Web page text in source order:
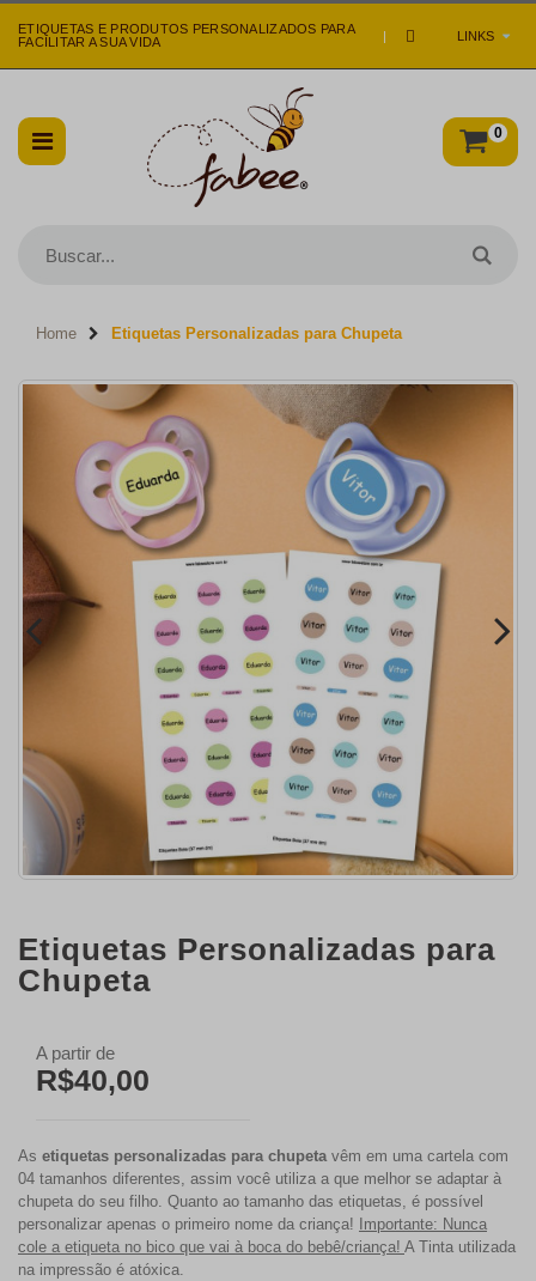
LINKS
ETIQUETAS E PRODUTOS PERSONALIZADOS PARA
FACILITAR A SUA VIDA
|
0
Home Etiquetas Personalizadas para Chupeta
Etiquetas Personalizadas para
Chupeta
A partir de
R$40,00
As etiquetas personalizadas para chupetavêm em uma cartela com
04 tamanhos diferentes, assim você utiliza a que melhor se adaptar à
chupeta do seu filho. Quanto ao tamanho das etiquetas, é possível
personalizar apenas o primeiro nome da criança!
Importante: Nunca
cole a etiqueta no bico que vai à boca do bebê/criança! A Tinta utilizada
na impressão é atóxica.